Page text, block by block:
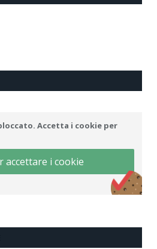
Accetta i cookie per
accettare i cookie